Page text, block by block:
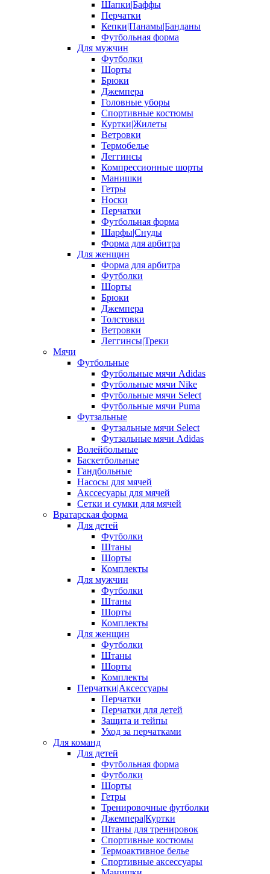
Шапки|Баффы
Перчатки
Кепки|Панамы|Банданы
Футбольная форма
Для мужчин
Футболки
Шорты
Брюки
Джемпера
Головные уборы
Спортивные костюмы
Куртки|Жилеты
Ветровки
Термобелье
Леггинсы
Компрессионные шорты
Манишки
Гетры
Носки
Перчатки
Футбольная форма
Шарфы|Снуды
Форма для арбитра
Для женщин
Форма для арбитра
Футболки
Шорты
Брюки
Джемпера
Толстовки
Ветровки
Леггинсы|Треки
Мячи
Футбольные
Футбольные мячи Adidas
Футбольные мячи Nike
Футбольные мячи Select
Футбольные мячи Puma
Футзальные
Футзальные мячи Select
Футзальные мячи Adidas
Волейбольные
Баскетбольные
Гандбольные
Насосы для мячей
Акссесуары для мячей
Сетки и сумки для мячей
Вратарская форма
Для детей
Футболки
Штаны
Шорты
Комплекты
Для мужчин
Футболки
Штаны
Шорты
Комплекты
Для женщин
Футболки
Штаны
Шорты
Комплекты
Перчатки|Аксессуары
Перчатки
Перчатки для детей
Защита и тейпы
Уход за перчатками
Для команд
Для детей
Футбольная форма
Футболки
Шорты
Гетры
Тренировочные футболки
Джемпера|Куртки
Штаны для тренировок
Спортивные костюмы
Термоактивное белье
Спортивные аксессуары